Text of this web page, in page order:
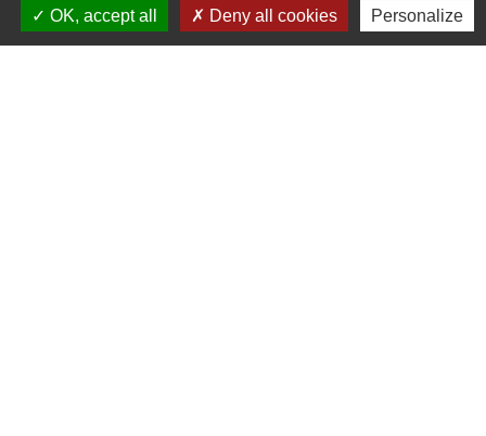
Commune de Puylaurens
1 rue de la Mairie
OK, accept all
Deny all cookies Personalize